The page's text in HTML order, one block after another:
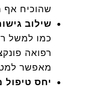
שהוכיח אף
שילוב
כמו למשל
רפואה
מאפשר
יחס טיפול